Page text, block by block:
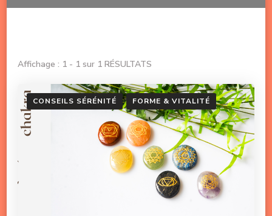
Affichage : 1 - 1 sur 1 RÉSULTATS
CONSEILS SÉRÉNITÉ FORME & VITALITÉ